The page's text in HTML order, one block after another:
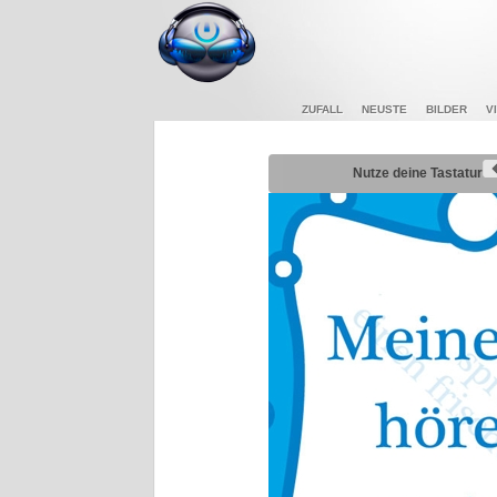
ZUFALL NEUSTE BILDER
Nutze deine Tastatur